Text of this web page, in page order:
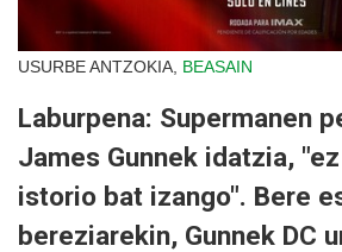
USURBE ANTZOKIA, BEASAIN
Laburpena: Supermanen
James Gunnek idatzia,
istorio bat izango". Bere
bereziarekin, Gunnek DC